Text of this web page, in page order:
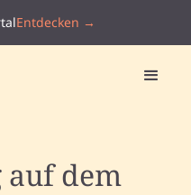
Entdecken →
auf dem